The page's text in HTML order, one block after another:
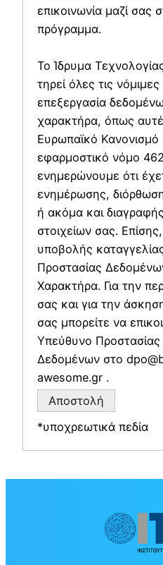
επικοινωνία μαζί σας
πρόγραμμα.
Το Ίδρυμα
τηρεί όλες τις νόμιμες
επεξεργασία
χαρακτήρα, όπως
Ευρωπαϊκό
εφαρμοστικό νόμο
ενημερώνουμε ότι
ενημέρωσης,
ή ακόμα και
στοιχείων σας.
υποβολής
Προστασίας
Χαρακτήρα. Για την
σας και για την
σας μπορείτε να
Υπεύθυνο
Δεδομένων στο
awesome.gr .
*υποχρεωτικά πεδία